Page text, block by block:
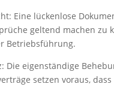
Eine lückenlose
geltend machen zu
Betriebsführung.
Die eigenständige
setzen voraus,